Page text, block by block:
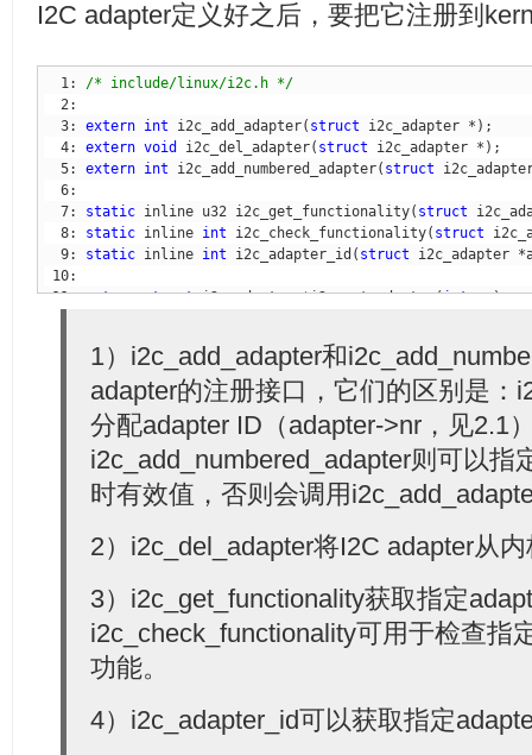
I2C adapter定义好之后，要把它注册到
  1:
/* include/linux/i2c.h */
  3:
extern int i2c_add_adapter( struct
  4:
extern void i2c_del_adapter( struct
  5:
extern int i2c_add_numbered_adapter( struct
  7:
static inline u32 i2c_get_functionality( struct
  8:
static inline int i2c_check_functionality( struct
  9:
static inline int i2c_adapter_id( struct
11: extern struct i2c_adapter *i2c_get_adapter(int
/* must call put_device() when done with returned
extern struct i2c_adapter
1）i2c_add_adapter和
adapter的注册接口，它们的区别是：
分配adapter ID（adapter->nr，见2.1
i2c_add_numbered_adapter则可以指
时有效值，否则会调用
2）i2c_del_adapter将I2C adapter从
3）i2c_get_functionality获取指定
i2c_check_functionality可用于检查指
功能。
4）i2c_adapter_id可以获取指定